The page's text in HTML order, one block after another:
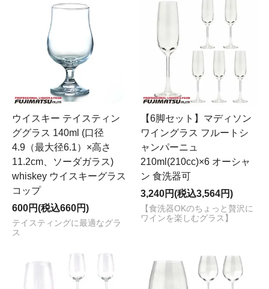
ウイスキー テイスティン
ググラス 140ml (口径
4.9（最大径6.1）×高さ
11.2cm、ソーダガラス)
whiskey ウイスキーグラス
コップ
600円(税込660円)
テイスティングに最適なグラ
ス
【6脚セット】マディソン
ワイングラス フルートシ
ャンパーニュ
210ml(210cc)×6 オーシャ
ン 食洗器可
3,240円(税込3,564円)
【食洗器OKのちょっと贅沢に
ワインを楽しむグラス】